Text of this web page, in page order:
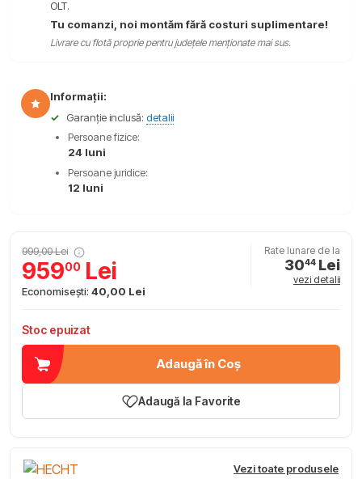
OLT.
Tu comanzi, noi montăm fără costuri suplimentare!
Livrare cu flotă proprie pentru județele menționate mai sus.
Informații:
✓
Garanție inclusă: detalii
Persoane fizice:
24 luni
Persoane juridice:
12 luni
999,00 Lei
95900 Lei
Economisești: 40,00 Lei
Rate lunare de la
3044 Lei
vezi detalii
Stoc epuizat
Adaugă în Coș
Adaugă la Favorite
Vezi toate produsele